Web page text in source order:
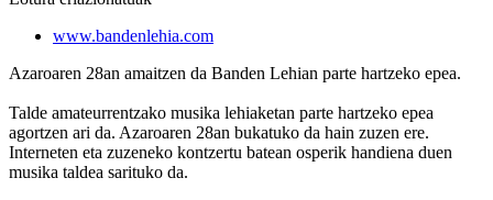
www.bandenlehia.com
Azaroaren 28an amaitzen da Banden Lehian parte hartzeko epea.
Talde amateurrentzako musika lehiaketan parte hartzeko epea
agortzen ari da. Azaroaren 28an bukatuko da hain zuzen ere.
Interneten eta zuzeneko kontzertu batean osperik handiena duen
musika taldea sarituko da.